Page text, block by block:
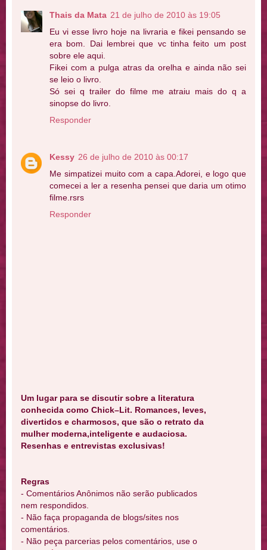
Thais da Mata 21 de julho de 2010 às 19:05
Eu vi esse livro hoje na livraria e fikei pensando se
era bom. Dai lembrei que vc tinha feito um post
sobre ele aqui.
Fikei com a pulga atras da orelha e ainda não sei
se leio o livro.
Só sei q trailer do filme me atraiu mais do q a
sinopse do livro.
Responder
Kessy 26 de julho de 2010 às 00:17
Me simpatizei muito com a capa.Adorei, e logo que
comecei a ler a resenha pensei que daria um otimo
filme.rsrs
Responder
Um lugar para se discutir sobre a literatura
conhecida como Chick–Lit. Romances, leves,
divertidos e charmosos, que são o retrato da
mulher moderna,inteligente e audaciosa.
Resenhas e entrevistas exclusivas!
Regras
- Comentários Anônimos não serão publicados
nem respondidos.
- Não faça propaganda de blogs/sites nos
comentários.
- Não peça parcerias pelos comentários, use o